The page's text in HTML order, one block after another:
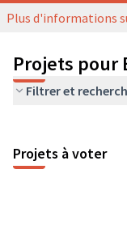
Plus d'informations
Projets pour
Filtrer et
Projets à voter